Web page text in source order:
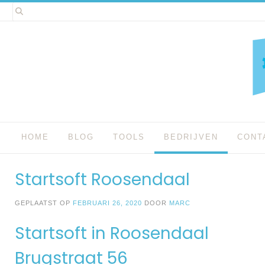
Spring
naar
HOME BLOG TOOLS BEDRIJVEN
Startsoft Roosendaal
GEPLAATST OP FEBRUARI 26, 2020 DOOR MARC
Startsoft in Roosendaal
Brugstraat 56